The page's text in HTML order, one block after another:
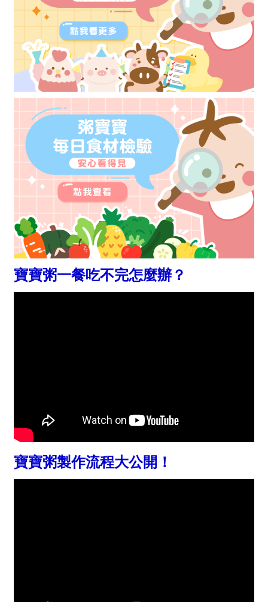
寶寶粥一餐吃不完怎麼辦？
寶寶粥製作流程大公開！